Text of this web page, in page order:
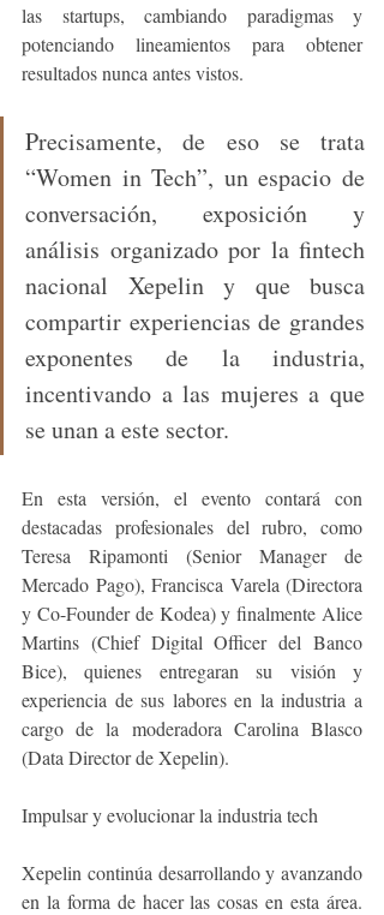
las startups, cambiando paradigmas y
potenciando lineamientos para obtener
resultados nunca antes vistos.
Precisamente, de eso se trata
“Women in Tech”, un espacio de
conversación, exposición y
análisis organizado por la fintech
nacional Xepelin y que busca
compartir experiencias de grandes
exponentes de la industria,
incentivando a las mujeres a que
se unan a este sector.
En esta versión, el evento contará con
destacadas profesionales del rubro, como
Teresa Ripamonti (Senior Manager de
Mercado Pago), Francisca Varela (Directora
y Co-Founder de Kodea) y finalmente Alice
Martins (Chief Digital Officer del Banco
Bice), quienes entregaran su visión y
experiencia de sus labores en la industria a
cargo de la moderadora Carolina Blasco
(Data Director de Xepelin).
Impulsar y evolucionar la industria tech
Xepelin continúa desarrollando y avanzando
en la forma de hacer las cosas en esta área.